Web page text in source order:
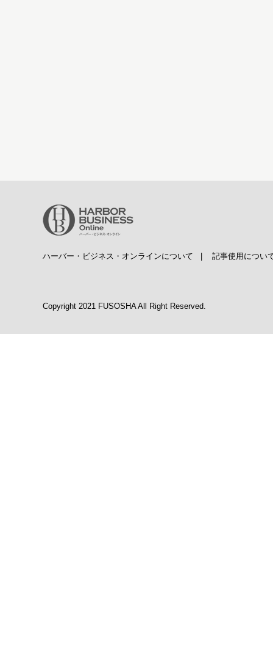
ハーバー・ビジネス・オンラインについて | 記事使用につい
Copyright 2021 FUSOSHA All Right Reserved.